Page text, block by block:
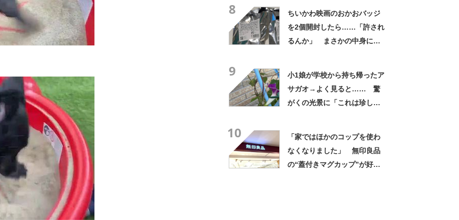
8
ちいかわ映画のおかおバッジ
を2個開封したら……「許され
るんか」 まさかの中身に
9
小1娘が学校から持ち帰ったア
サガオ→よく見ると…… 驚
がくの光景に「これは珍し
10
「家ではほかのコップを使わ
なくなりました」 無印良品
の“蓋付きマグカップ”が好